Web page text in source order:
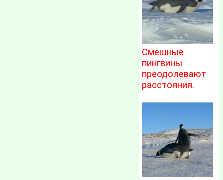
Смешные
пингвины
преодолевают
расстояния.